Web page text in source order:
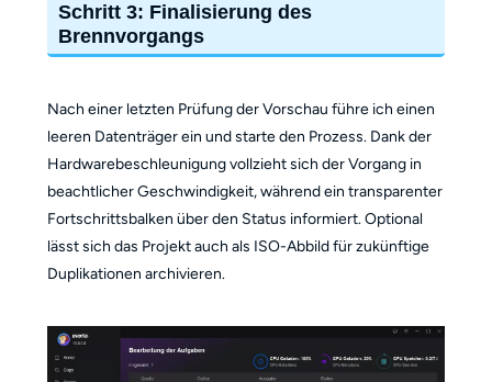
Schritt 3: Finalisierung des
Brennvorgangs
Nach einer letzten Prüfung der Vorschau führe ich einen
leeren Datenträger ein und starte den Prozess. Dank der
Hardwarebeschleunigung vollzieht sich der Vorgang in
beachtlicher Geschwindigkeit, während ein transparenter
Fortschrittsbalken über den Status informiert. Optional
lässt sich das Projekt auch als ISO-Abbild für zukünftige
Duplikationen archivieren.